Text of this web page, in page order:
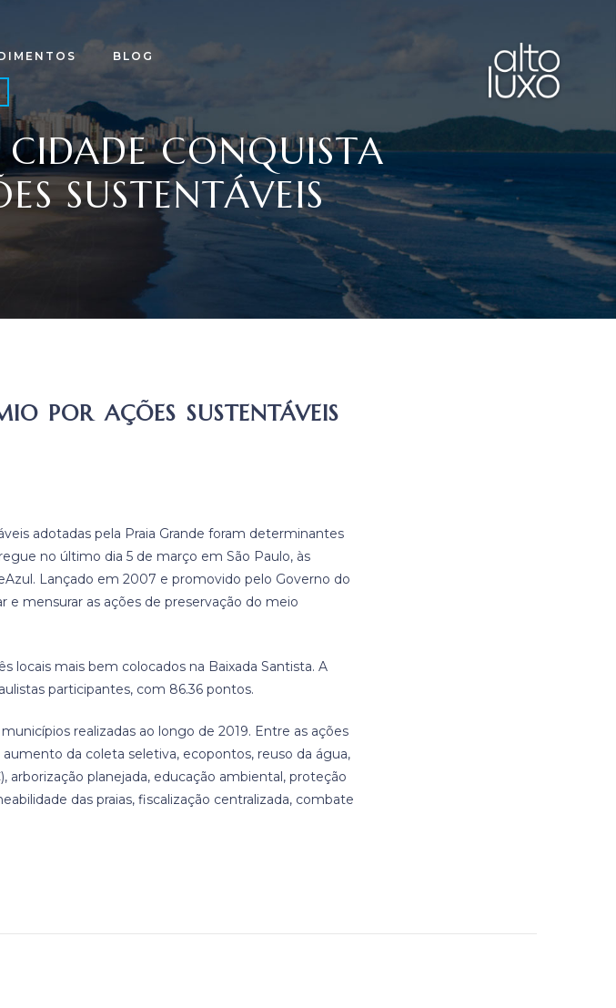
BLOG
CONQUISTA
SUSTENTÁVEIS
POR AÇÕES SUSTENTÁVEIS
adotadas pela Praia Grande foram determinantes
no último dia 5 de março em São Paulo, às
Lançado em 2007 e promovido pelo Governo do
e mensurar as ações de preservação do meio
locais mais bem colocados na Baixada Santista. A
participantes, com 86.36 pontos.
realizadas ao longo de 2019. Entre as ações
da coleta seletiva, ecopontos, reuso da água,
arborização planejada, educação ambiental, proteção
das praias, fiscalização centralizada, combate